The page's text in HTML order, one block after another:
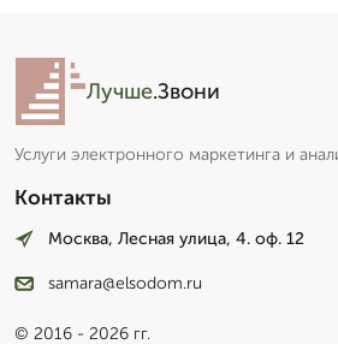
Лучше.Звони
Услуги электронного маркетинга и
Контакты
Москва, Лесная улица, 4. оф. 12
samara@elsodom.ru
© 2016 - 2026 гг.